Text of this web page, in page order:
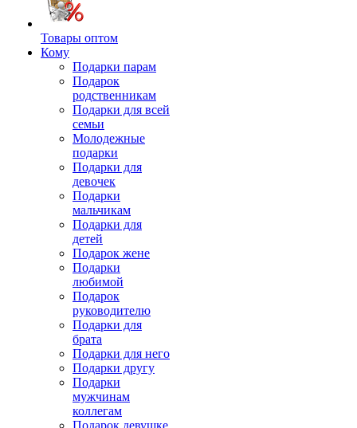
Товары оптом
Кому
Подарки парам
Подарок
родственникам
Подарки для всей
семьи
Молодежные
подарки
Подарки для
девочек
Подарки
мальчикам
Подарки для
детей
Подарок жене
Подарки
любимой
Подарок
руководителю
Подарки для
брата
Подарки для него
Подарки другу
Подарки
мужчинам
коллегам
Подарок девушке